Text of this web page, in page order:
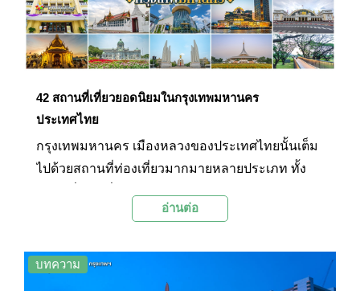
42 สถานที่เที่ยวยอดนิยมในกรุงเทพมหานคร
ประเทศไทย
กรุงเทพมหานคร เมืองหลวงของประเทศไทยนั้นเต็ม
ไปด้วยสถานที่ท่องเที่ยวมากมายหลายประเภท ทั้ง
วัดวาอาราม ตลาดนัด พิพิธภัณฑ์ ไปจนถึง
รวบรวม 42 สถานที่ท่องเที่ยวยอดนิยมใน
กรุงเทพมหานครมาฝากทุกท่านเพื่อเป็นแนวทางและ
อ่านต่อ
บทความ